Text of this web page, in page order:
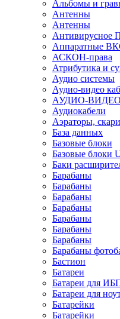
Альбомы и
Антенны
Антенны
Антивирусное
Аппаратные
АСКОН-права
Атрибутика и
Аудио системы
Аудио-видео
АУДИО-
Аудиокабели
Аэраторы,
База данных
Базовые блоки
Базовые блоки
Баки
Барабаны
Барабаны
Барабаны
Барабаны
Барабаны
Барабаны
Барабаны
Барабаны
Бастион
Батареи
Батареи для
Батареи для
Батарейки
Батарейки